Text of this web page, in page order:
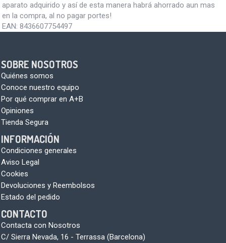
aparato adquirido y así de esta manera habrá ahorrado aun mas
en la compra, al no pagar portes!
EAN: 8436607754497
SOBRE NOSOTROS
Quiénes somos
Conoce nuestro equipo
Por qué comprar en A+B
Opiniones
Tienda Segura
INFORMACIÓN
Condiciones generales
Aviso Legal
Cookies
Devoluciones y Reembolsos
Estado del pedido
CONTACTO
Contacta con Nosotros
C/ Sierra Nevada, 16 - Terrassa (Barcelona)